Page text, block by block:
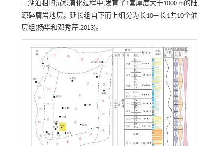
—湖泊相的沉积演化过程中,发育了1套厚度大于1000 m的陆
源碎屑岩地层。延长组自下而上细分为长10—长1共10个油
层组(杨华和邓秀芹,2013)。